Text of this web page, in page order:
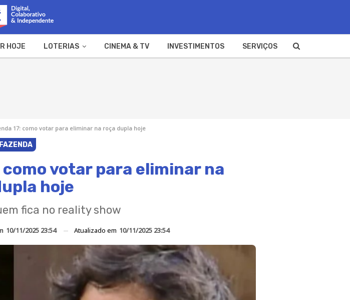
HOJE LOTERIAS CINEMA & TV INVESTIMENTOS SERVIÇOS
17: como votar para eliminar na roça dupla hoje
como votar para eliminar na
hoje
fica no reality show
10/11/2025 23:54 Atualizado em 10/11/2025 23:54